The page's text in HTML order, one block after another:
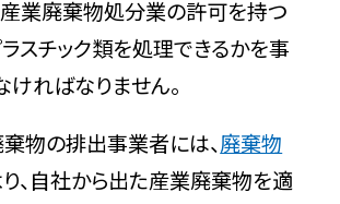
産業廃棄物処分業の許可を持つ
スチック類を処理できるかを事
ればなりません。
棄物の排出事業者には、廃棄物
り、自社から出た産業廃棄物を適